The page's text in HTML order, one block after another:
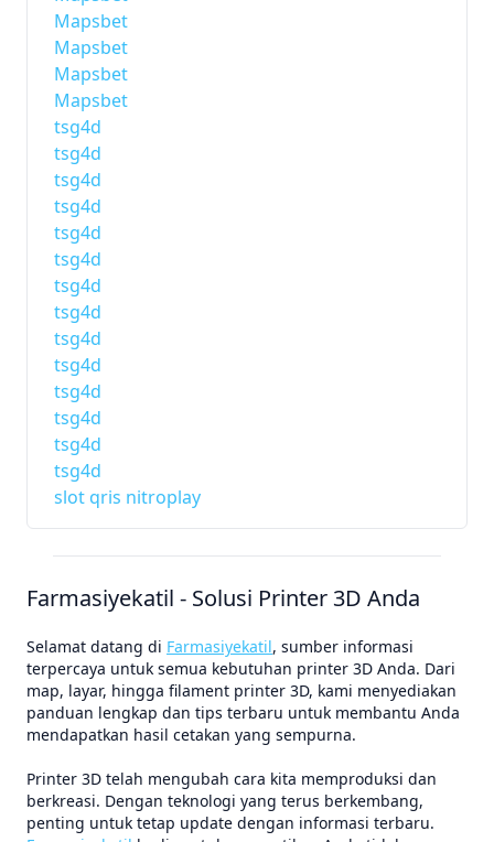
Mapsbet
Mapsbet
Mapsbet
Mapsbet
tsg4d
tsg4d
tsg4d
tsg4d
tsg4d
tsg4d
tsg4d
tsg4d
tsg4d
tsg4d
tsg4d
tsg4d
tsg4d
tsg4d
slot qris nitroplay
Farmasiyekatil - Solusi Printer 3D Anda
Selamat datang di Farmasiyekatil, sumber informasi
terpercaya untuk semua kebutuhan printer 3D Anda. Dari
map, layar, hingga filament printer 3D, kami menyediakan
panduan lengkap dan tips terbaru untuk membantu Anda
mendapatkan hasil cetakan yang sempurna.
Printer 3D telah mengubah cara kita memproduksi dan
berkreasi. Dengan teknologi yang terus berkembang,
penting untuk tetap update dengan informasi terbaru.